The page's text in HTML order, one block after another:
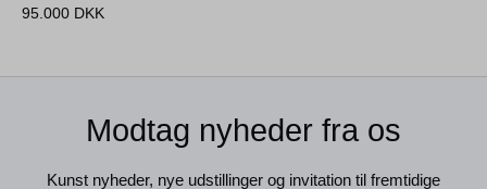
95.000 DKK
Modtag nyheder fra os
Kunst nyheder, nye udstillinger og invitation til fremtidige